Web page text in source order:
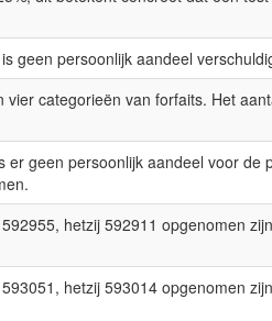
geen persoonlijk aandeel
categorieën van forfaits. Het
geen persoonlijk aandeel voor de
hetzij 592911 opgenomen
hetzij 593014 opgenomen